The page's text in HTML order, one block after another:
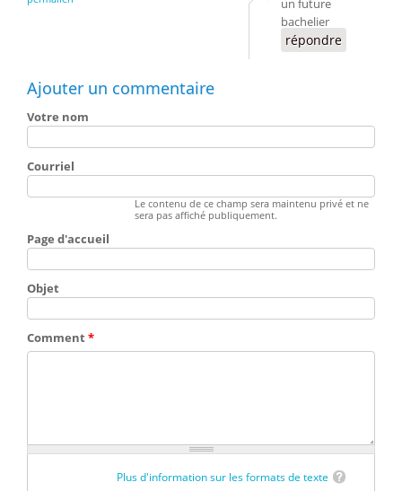
bachelier
répondre
Ajouter un commentaire
Votre nom
Courriel
Le contenu de ce champ sera maintenu privé et ne
sera pas affiché publiquement.
Page d'accueil
Objet
Comment*
Plus d'information sur les formats de texte